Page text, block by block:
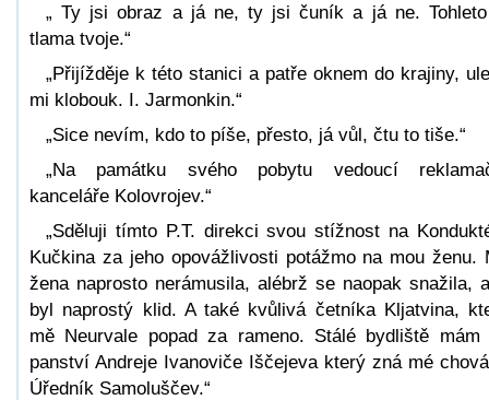
„ Ty jsi obraz a já ne, ty jsi čuník a já ne.
tlama tvoje.“
„Přijížděje k této stanici a patře oknem do krajiny,
mi klobouk. I. Jarmonkin.“
„Sice nevím, kdo to píše, přesto, já vůl, čtu to tiše.“
„Na památku svého pobytu vedoucí
kanceláře Kolovrojev.“
„Sděluji tímto P.T. direkci svou stížnost na
Kučkina za jeho opovážlivosti potážmo na mou ženu.
žena naprosto nerámusila, alébrž se naopak snažila,
byl naprostý klid. A také kvůlivá četníka Kljatvina,
mě Neurvale popad za rameno. Stálé bydliště mám
panství Andreje Ivanoviče Iščejeva který zná mé
Úředník Samoluščev.“